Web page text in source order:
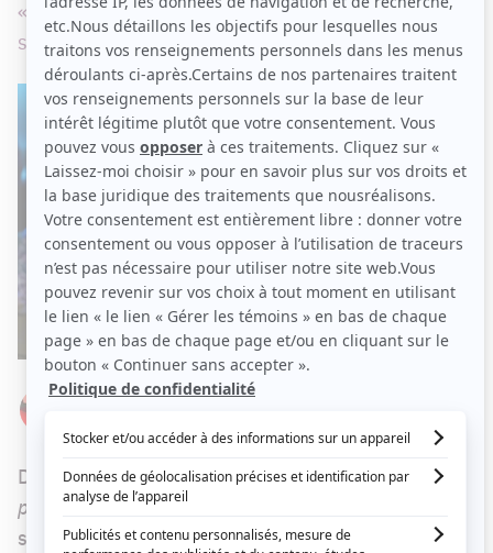
« MC Gilles a besoin d’un débriefing, il n’a pas saisi
son rôle de fou du roi... »
ParÉlizabeth Lepage-Boily
Depuis le début de la saison deTout le monde en
parle, MC Gilles est déjà venu à deux reprises
s'asseoir sur la chaise du fou du roi.